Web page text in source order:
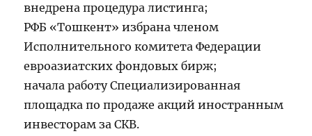
внедрена процедура листинга;
РФБ «Тошкент» избрана членом
Исполнительного комитета Федерации
евроазиатских фондовых бирж;
начала работу Специализированная
площадка по продаже акций иностранным
инвесторам за СКВ.